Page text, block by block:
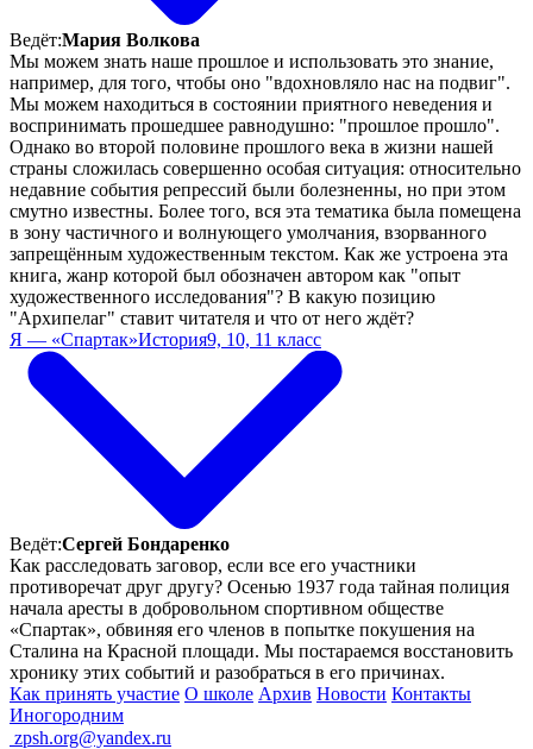
Ведёт:Мария Волкова
Мы можем знать наше прошлое и использовать это знание,
например, для того, чтобы оно "вдохновляло нас на подвиг".
Мы можем находиться в состоянии приятного неведения и
воспринимать прошедшее равнодушно: "прошлое прошло".
Однако во второй половине прошлого века в жизни нашей
страны сложилась совершенно особая ситуация: относительно
недавние события репрессий были болезненны, но при этом
смутно известны. Более того, вся эта тематика была помещена
в зону частичного и волнующего умолчания, взорванного
запрещённым художественным текстом. Как же устроена эта
книга, жанр которой был обозначен автором как "опыт
художественного исследования"? В какую позицию
"Архипелаг" ставит читателя и что от него ждёт?
Я — «Спартак»История9, 10, 11 класс
Ведёт:Сергей Бондаренко
Как расследовать заговор, если все его участники
противоречат друг другу? Осенью 1937 года тайная полиция
начала аресты в добровольном спортивном обществе
«Спартак», обвиняя его членов в попытке покушения на
Сталина на Красной площади. Мы постараемся восстановить
хронику этих событий и разобраться в его причинах.
Как принять участие О школе Архив Новости Контакты
Иногородним
zpsh.org@yandex.ru